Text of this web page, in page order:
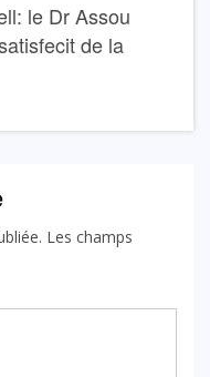
le Dr Assou
de la
Les champs